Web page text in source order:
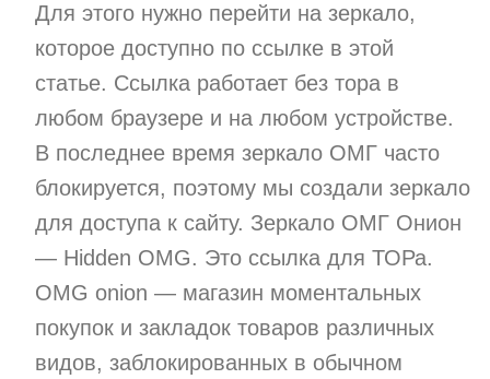
Для этого нужно перейти на зеркало,
которое доступно по ссылке в этой
статье. Ссылка работает без тора в
любом браузере и на любом устройстве.
В последнее время зеркало ОМГ часто
блокируется, поэтому мы создали зеркало
для доступа к сайту. Зеркало ОМГ Онион
— Hidden OMG. Это ссылка для ТОРа.
OMG onion — магазин моментальных
покупок и закладок товаров различных
видов, заблокированных в обычном